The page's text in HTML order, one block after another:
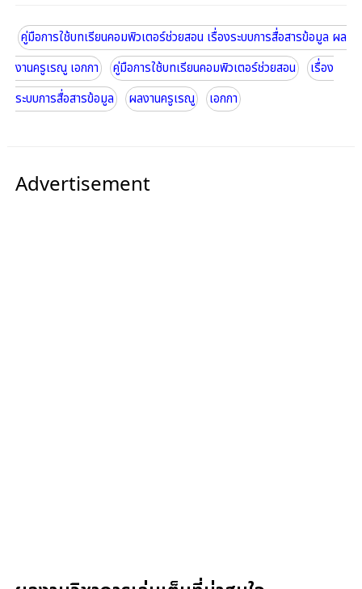
คู่มือการใช้บทเรียนคอมพิวเตอร์ช่วยสอน เรื่องระบบการสื่อสารข้อมูล ผล
งานครูเรณู เอกกา
คู่มือการใช้บทเรียนคอมพิวเตอร์ช่วยสอน
เรื่อง
ระบบการสื่อสารข้อมูล
ผลงานครูเรณู เอกกา
Advertisement